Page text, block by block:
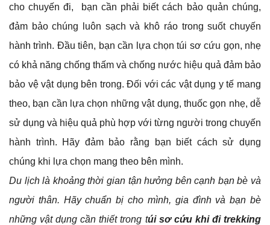
cho chuyến đi, bạn cần phải biết cách bảo quản chúng,
đảm bảo chúng luôn sạch và khô ráo trong suốt chuyến
hành trình. Đầu tiên, bạn cần lựa chọn túi sơ cứu gọn, nhẹ
có khả năng chống thấm và chống nước hiệu quả đảm bảo
bảo vệ vật dụng bên trong. Đối với các vật dụng y tế mang
theo, bạn cần lựa chọn những vật dụng, thuốc gọn nhẹ, dễ
sử dụng và hiệu quả phù hợp với từng người trong chuyến
hành trình. Hãy đảm bảo rằng bạn biết cách sử dụng
chúng khi lựa chọn mang theo bên mình.
Du lịch là khoảng thời gian tận hưởng bên cạnh bạn bè và
người thân. Hãy chuẩn bị cho mình, gia đình và bạn bè
những vật dụng cần thiết trong túi sơ cứu khi đi trekking